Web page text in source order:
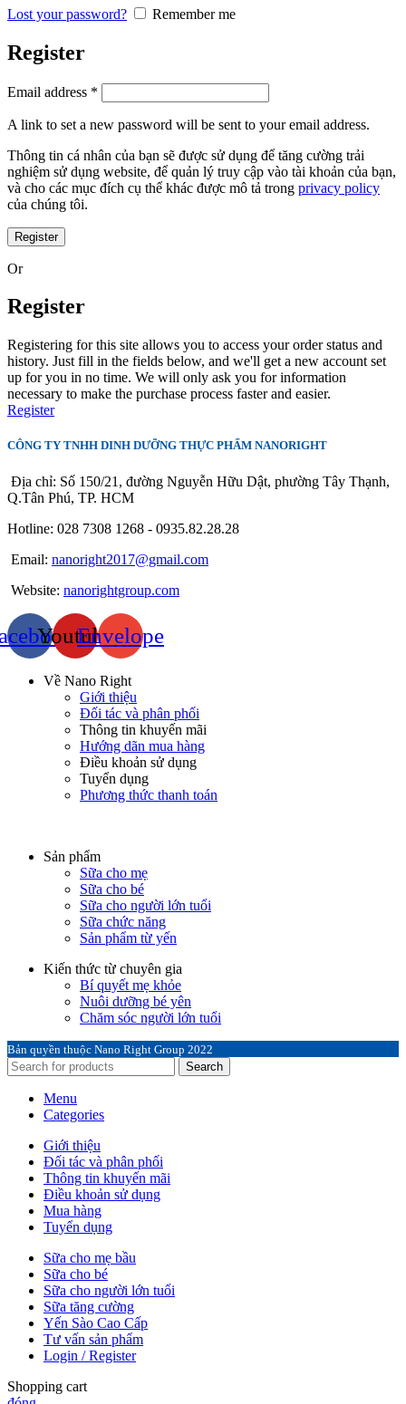
Lost your password? Remember me
Register
Email address *
A link to set a new password will be sent to your email address.
Thông tin cá nhân của bạn sẽ được sử dụng để tăng cường trải
nghiệm sử dụng website, để quản lý truy cập vào tài khoản của bạn,
và cho các mục đích cụ thể khác được mô tả trong privacy policy
của chúng tôi.
Register
Or
Register
Registering for this site allows you to access your order status and
history. Just fill in the fields below, and we'll get a new account set
up for you in no time. We will only ask you for information
necessary to make the purchase process faster and easier.
Register
CÔNG TY TNHH DINH DƯỠNG THỰC PHẨM NANORIGHT
Địa chỉ: Số 150/21, đường Nguyễn Hữu Dật, phường Tây Thạnh,
Q.Tân Phú, TP. HCM
Hotline: 028 7308 1268 - 0935.82.28.28
Email: nanoright2017@gmail.com
Website: nanorightgroup.com
YoutubeEnvelope
Về Nano Right
Giới thiệu
Đối tác và phân phối
Thông tin khuyến mãi
Hướng dãn mua hàng
Điều khoản sử dụng
Tuyển dụng
Phương thức thanh toán
Sản phẩm
Sữa cho mẹ
Sữa cho bé
Sữa cho người lớn tuổi
Sữa chức năng
Sản phẩm từ yến
Kiến thức từ chuyên gia
Bí quyết mẹ khỏe
Nuôi dưỡng bé yên
Chăm sóc người lớn tuổi
Bản quyền thuộc Nano Right Group 2022
Search
Menu
Categories
Giới thiệu
Đối tác và phân phối
Thông tin khuyến mãi
Điều khoản sử dụng
Mua hàng
Tuyển dụng
Sữa cho mẹ bầu
Sữa cho bé
Sữa cho người lớn tuổi
Sữa tăng cường
Yến Sào Cao Cấp
Tư vấn sản phẩm
Login / Register
Shopping cart